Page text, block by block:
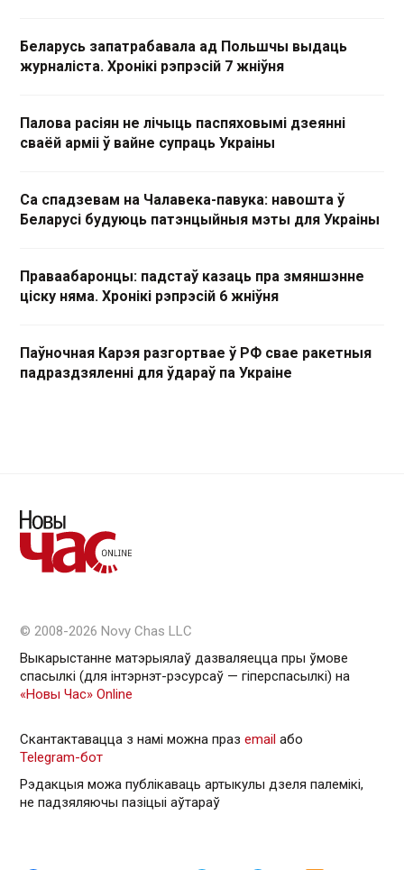
Беларусь запатрабавала ад Польшчы выдаць
журналіста. Хронікі рэпрэсій 7 жніўня
Палова расіян не лічыць паспяховымі дзеянні
сваёй арміі ў вайне супраць Украіны
Са спадзевам на Чалавека-павука: навошта ў
Беларусі будуюць патэнцыйныя мэты для Украіны
Праваабаронцы: падстаў казаць пра змяншэнне
ціску няма. Хронікі рэпрэсій 6 жніўня
Паўночная Карэя разгортвае ў РФ свае ракетныя
падраздзяленні для ўдараў па Украіне
© 2008-2026 Novy Chas LLC
Выкарыстанне матэрыялаў дазваляецца пры ўмове
спасылкі (для інтэрнэт-рэсурсаў — гiперспасылкi) на
«Новы Час» Online
Скантактавацца з намі можна праз email або
Telegram-бот
Рэдакцыя можа публікаваць артыкулы дзеля палемікі,
не падзяляючы пазіцыі аўтараў